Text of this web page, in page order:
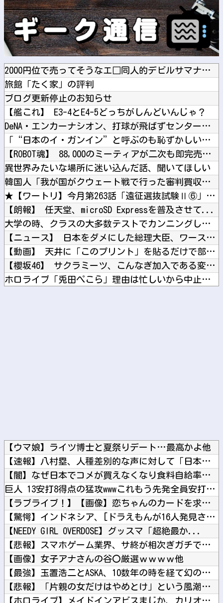
2000円位で売ってそうなエ□同人的デビルサマナー 第2話
旅館「たく家」の評判
ブログ更新停止のお知らせ
【艦これ】 E3-4とE4-5どっちがしんどいんじゃ？
DeNA・エンカーナシオン、打球が飛ばずセンターフライ…ベン...
「“日本のイ・ガンイン”と呼ぶのも恥ずかしいレベル」“停滞”...
【ROBOT魂】 88,000のミーティアが二次も即完売なの...
異世界みたいな場所に迷い込んだ話、聞いてほしい
韓国人「我が国がクウェート戦で行った審判買収が本当に深刻であ...
★【ワートリ】今月第263話「遠征選抜試験Ⅱ⑥」【最新話コメ...
【朗報】 任天堂、microSD Expressを普及させて...
大学の時、クラスの大多数テストでカンニングしてた科目があった...
【ニュース】 日本をダメにした総理大臣、ワースト１位が同点で...
【動画】 天井に「このプリント」を貼るだけで部屋がイリュージ...
【櫻坂46】 サクラミーツ、こんなぎ加入である変化が...【...
ホロライブ「兎田ぺこら」理由は忙しいから中止あり得た「ホロ夏...
【ウマ娘】ライツ博士と夏祭りデート…最高かよ他
【速報】八村塁、人種差別的な声に対して「日本で生まれ日本で育...
【闇】なぜ日本でコメが買えなくなり食料自給率が過去最低に並ん...
巨人 13安打8得点の猛攻wwwこれもう先発全員安打だろ他
【ラブライブ！】【画像】恋ちゃんのカードを求めMELLOW ...
【驚愕】インドネシア、[ドラえもんが16人発見されるｗｗｗｗ...
【NEEDY GIRL OVERDOSE】グッスマ「超絶最か...
【悲報】スマホゲーム業界、サ終が相次ぎガチで危機的な状況に…...
【画像】女子アナさんの谷〇厳選ｗｗｗｗ他
【最強】玉置浩二とASKA、10数年の時を経て幻の合作曲をガ...
【悲報】「片親の女だけはやめとけ」という風潮、広まりつつある...
【ホロライブ】メイドインアビスまじか、カリオペすげえな他